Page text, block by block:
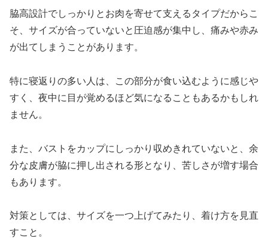
脇高設計でしっかりとお肉を寄せて支えるタイプだからこ
そ、サイズが合っていないと圧迫感が集中し、痛みや赤み
が出てしまうことがあります。
特に寝返りの多い人は、この部分が食い込むように感じや
すく、夜中に目が覚めるほど気になることもあるかもしれ
ません。
また、バストをカップにしっかり収めきれていないと、余
分な皮膚が脇に押し出される形となり、苦しさが増す場合
もあります。
対策としては、サイズを一つ上げてみたり、着け方を見直
すこと。